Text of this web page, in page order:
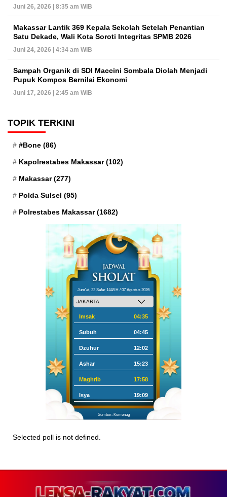
Juni 26, 2026 | 8:35 am WIB
Makassar Lantik 369 Kepala Sekolah Setelah Penantian
Satu Dekade, Wali Kota Soroti Integritas SPMB 2026
Juni 24, 2026 | 4:34 am WIB
Sampah Organik di SDI Maccini Sombala Diolah Menjadi
Pupuk Kompos Bernilai Ekonomi
Juni 17, 2026 | 2:45 am WIB
TOPIK TERKINI
#Bone (86)
Kapolrestabes Makassar(102)
Makassar(277)
Polda Sulsel (95)
Polrestabes Makassar(1682)
Jum'at, 22 Safar 1448 H / 07 Agustus 2026
Imsak 04:35
Subuh 04:45
Dzuhur 12:02
Ashar 15:23
Maghrib 17:58
Isya 19:09
Sumber: Kemenag
Selected poll is not defined.